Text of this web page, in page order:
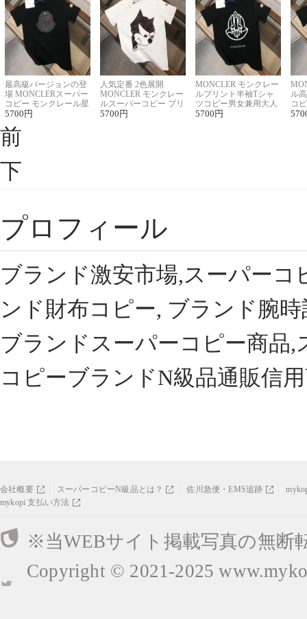
最高級バージョンの登
場 MONCLERスーパー
コピー モンクレール星
座半袖Tシャツ
5700 円
人気定番 2色展開
MONCLER モンクレー
ルスーパーコピー プリ
ント半袖Tシャツ
5700 円
MONCLER モンクレー
ルプリント半袖Tシャ
ツコピー男女兼用大人
可愛い春夏コーデ
5700 円
ル
コ
ィ
前
下
プロフィール
ブランド激安市場,スーパー
ンド財布コピー, ブランド腕
ブランドスーパーコピー商品
コピーブランドN級品通販信
会社概要 スーパーコピーN級品とは？ 佐川急便・EMS追跡
mykopi 支払い方法
※当WEBサイト掲載写真の無断
Copyright © 2021-2025